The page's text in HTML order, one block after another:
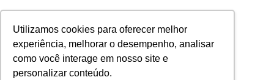
Utilizamos cookies para oferecer melhor
experiência, melhorar o desempenho, analisar
como você interage em nosso site e
personalizar conteúdo.